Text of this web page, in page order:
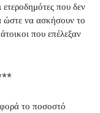
ετεροδημότες που δεν
ώστε να ασκήσουν το
που επέλεξαν
το ποσοστό